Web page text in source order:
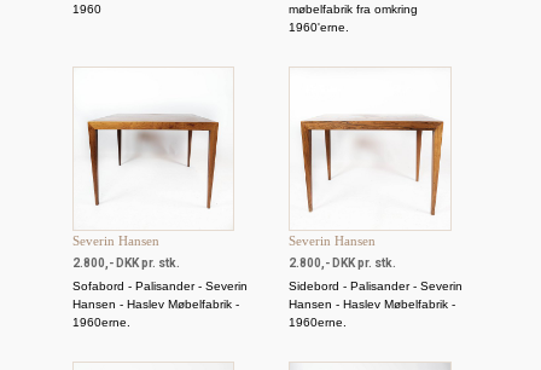
1960
møbelfabrik fra omkring
1960'erne.
Severin Hansen
2.800,- DKK pr. stk.
Sofabord - Palisander - Severin
Hansen - Haslev Møbelfabrik -
1960erne.
Severin Hansen
2.800,- DKK pr. stk.
Sidebord - Palisander - Severin
Hansen - Haslev Møbelfabrik -
1960erne.